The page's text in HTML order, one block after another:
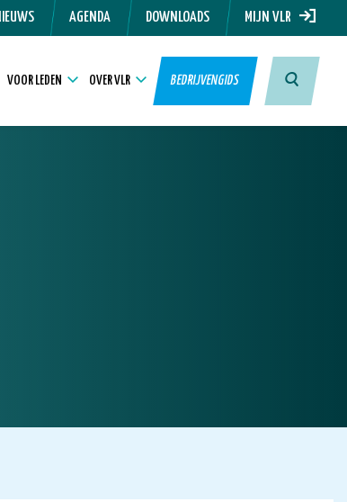
AGENDA DOWNLOADS MIJN VLR
VOOR LEDEN OVER VLR BEDRIJVENGIDS